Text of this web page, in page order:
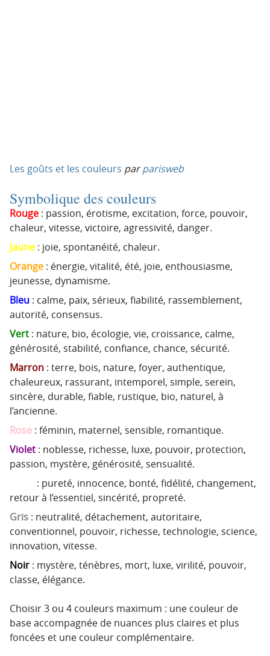
Les goûts et les couleurs parparisweb
Symbolique des couleurs
Rouge : passion, érotisme, excitation, force, pouvoir,
chaleur, vitesse, victoire, agressivité, danger.
Jaune : joie, spontanéité, chaleur.
Orange : énergie, vitalité, été, joie, enthousiasme,
jeunesse, dynamisme.
Bleu : calme, paix, sérieux, fiabilité, rassemblement,
autorité, consensus.
Vert : nature, bio, écologie, vie, croissance, calme,
générosité, stabilité, confiance, chance, sécurité.
Marron : terre, bois, nature, foyer, authentique,
chaleureux, rassurant, intemporel, simple, serein,
sincère, durable, fiable, rustique, bio, naturel, à
l’ancienne.
Rose : féminin, maternel, sensible, romantique.
Violet : noblesse, richesse, luxe, pouvoir, protection,
passion, mystère, générosité, sensualité.
: pureté, innocence, bonté, fidélité, changement,
retour à l’essentiel, sincérité, propreté.
Gris : neutralité, détachement, autoritaire,
conventionnel, pouvoir, richesse, technologie, science,
innovation, vitesse.
Noir : mystère, ténèbres, mort, luxe, virilité, pouvoir,
classe, élégance.
Choisir 3 ou 4 couleurs maximum : une couleur de
base accompagnée de nuances plus claires et plus
foncées et une couleur complémentaire.